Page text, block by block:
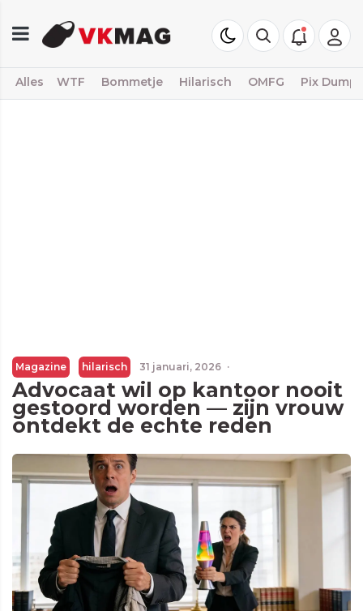
Alles WTF Bommetje Hilarisch OMFG Pix Dump
Magazine hilarisch 31 januari, 2026 ·
Advocaat wil op kantoor nooit
gestoord worden — zijn vrouw
ontdekt de echte reden